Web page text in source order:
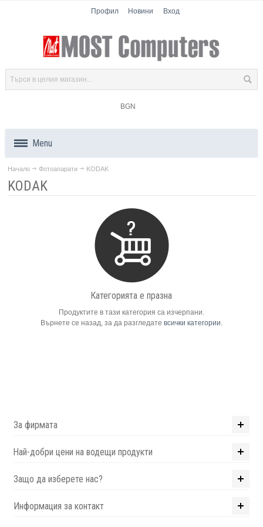
Профил Новини Вход
BGN
Menu
Продукти
Смартфони
Начало Фотоапарати KODAK
KODAK
Категорията е празна
Продуктите в тази категория са изчерпани.
Върнете се назад, за да разгледате всички категории.
За фирмата
Най-добри цени на водещи продукти
Защо да изберете нас?
Информация за контакт